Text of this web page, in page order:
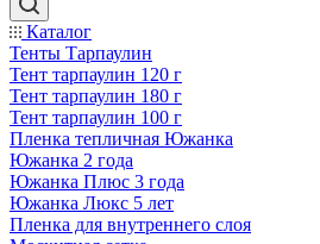
Каталог
Тенты Тарпаулин
Тент тарпаулин 120 г
Тент тарпаулин 180 г
Тент тарпаулин 100 г
Пленка тепличная Южанка
Южанка 2 года
Южанка Плюс 3 года
Южанка Люкс 5 лет
Пленка для внутреннего слоя